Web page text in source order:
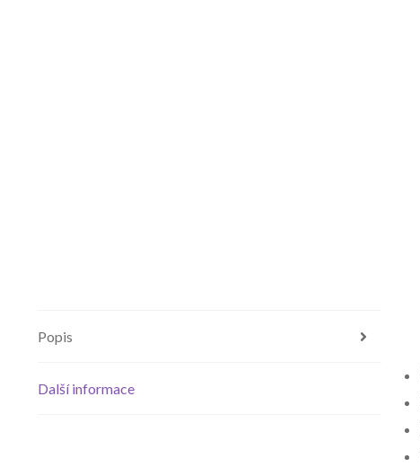
Popis
Další informace